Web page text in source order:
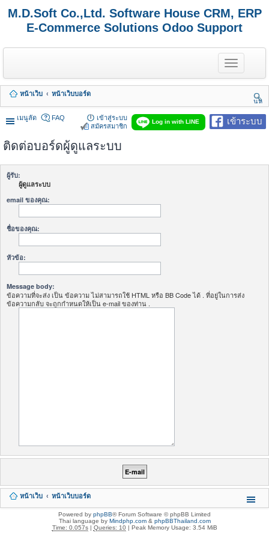
M.D.Soft Co.,Ltd. Software House CRM, ERP
E-Commerce Solutions Odoo Support
T
o
g
e
n
a
หน้าเว็บ
หน้าเว็บบอร์ด
นห
า
เมนูลัด
เข้าระบบ
Log in with LINE
FAQ
เข้าสู่ระบบ
สมัครสมาชิก
ติดต่อบอร์ดผู้ดูแลระบบ
ผู้รับ:
ผู้ดูแลระบบ
email ของคุณ:
ชื่อของคุณ:
หัวข้อ:
Message body:
ข้อความที่จะส่ง เป็น ข้อความ ไม่สามารถใช้ HTML หรือ BB Code ได้ . ที่อยู่ในการส่ง
ข้อความกลับ จะถูกกำหนดให้เป็น e-mail ของท่าน .
หน้าเว็บ หน้าเว็บบอร์ด
Powered by phpBB® Forum Software © phpBB Limited
Thai language by Mindphp.com& phpBBThailand.com
Time: 0.057s| Queries: 10| Peak Memory Usage: 3.54 MiB